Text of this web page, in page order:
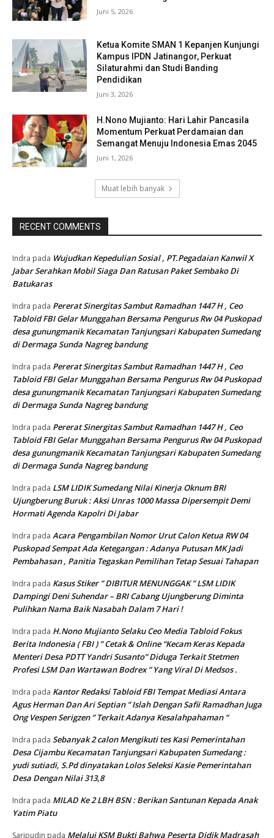
Juni 5, 2026
Ketua Komite SMAN 1 Kepanjen Kunjungi
Kampus IPDN Jatinangor, Perkuat
Silaturahmi dan Studi Banding
Pendidikan
Juni 3, 2026
H.Nono Mujianto: Hari Lahir Pancasila
Momentum Perkuat Perdamaian dan
Semangat Menuju Indonesia Emas 2045
Juni 1, 2026
Muat lebih banyak
RECENT COMMENTS
Indra pada Wujudkan Kepedulian Sosial , PT.Pegadaian Kanwil X
Jabar Serahkan Mobil Siaga Dan Ratusan Paket Sembako Di
Batukaras
Indra pada Pererat Sinergitas Sambut Ramadhan 1447 H , Ceo
Tabloid FBI Gelar Munggahan Bersama Pengurus Rw 04 Puskopad
desa gunungmanik Kecamatan Tanjungsari Kabupaten Sumedang
di Dermaga Sunda Nagreg bandung
Indra pada Pererat Sinergitas Sambut Ramadhan 1447 H , Ceo
Tabloid FBI Gelar Munggahan Bersama Pengurus Rw 04 Puskopad
desa gunungmanik Kecamatan Tanjungsari Kabupaten Sumedang
di Dermaga Sunda Nagreg bandung
Indra pada Pererat Sinergitas Sambut Ramadhan 1447 H , Ceo
Tabloid FBI Gelar Munggahan Bersama Pengurus Rw 04 Puskopad
desa gunungmanik Kecamatan Tanjungsari Kabupaten Sumedang
di Dermaga Sunda Nagreg bandung
Indra pada LSM LIDIK Sumedang Nilai Kinerja Oknum BRI
Ujungberung Buruk : Aksi Unras 1000 Massa Dipersempit Demi
Hormati Agenda Kapolri Di Jabar
Indra pada Acara Pengambilan Nomor Urut Calon Ketua RW 04
Puskopad Sempat Ada Ketegangan : Adanya Putusan MK Jadi
Pembahasan , Panitia Tegaskan Pemilihan Tetap Sesuai Tahapan
Indra pada Kasus Stiker ” DIBITUR MENUNGGAK ” LSM LIDIK
Dampingi Deni Suhendar – BRI Cabang Ujungberung Diminta
Pulihkan Nama Baik Nasabah Dalam 7 Hari !
Indra pada H.Nono Mujianto Selaku Ceo Media Tabloid Fokus
Berita Indonesia ( FBI ) ” Cetak & Online “Kecam Keras Kepada
Menteri Desa PDTT Yandri Susanto” Diduga Terkait Stetmen
Profesi LSM Dan Wartawan Bodrex ” Yang Viral Di Medsos .
Indra pada Kantor Redaksi Tabloid FBI Tempat Mediasi Antara
Agus Herman Dan Ari Septian ” Islah Dengan Safii Ramadhan Juga
Ong Vespen Serigzen ” Terkait Adanya Kesalahpahaman “
Indra pada Sebanyak 2 calon Mengikuti tes Kasi Pemerintahan
Desa Cijambu Kecamatan Tanjungsari Kabupaten Sumedang :
yudi sutiadi, S.Pd dinyatakan Lolos Seleksi Kasie Pemerintahan
Desa Dengan Nilai 313,8
Indra pada MILAD Ke 2 LBH BSN : Berikan Santunan Kepada Anak
Yatim Piatu
Saripudin pada Melalui KSM Bukti Bahwa Peserta Didik Madrasah